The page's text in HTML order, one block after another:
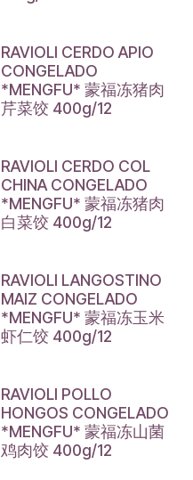
RAVIOLI CERDO APIO
CONGELADO
*MENGFU* 蒙福冻猪肉
芹菜饺 400g/12
RAVIOLI CERDO COL
CHINA CONGELADO
*MENGFU* 蒙福冻猪肉
白菜饺 400g/12
RAVIOLI LANGOSTINO
MAIZ CONGELADO
*MENGFU* 蒙福冻玉米
虾仁饺 400g/12
RAVIOLI POLLO
HONGOS CONGELADO
*MENGFU* 蒙福冻山菌
鸡肉饺 400g/12